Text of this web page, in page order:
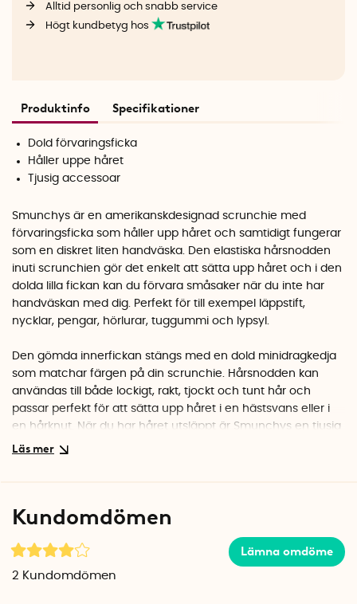
Alltid personlig och snabb service
Högt kundbetyg hos
Produktinfo Specifikationer
Dold förvaringsficka
Håller uppe håret
Tjusig accessoar
Smunchys är en amerikanskdesignad scrunchie med
förvaringsficka som håller upp håret och samtidigt fungerar
som en diskret liten handväska. Den elastiska hårsnodden
inuti scrunchien gör det enkelt att sätta upp håret och i den
dolda lilla fickan kan du förvara småsaker när du inte har
handväskan med dig. Perfekt för till exempel läppstift,
nycklar, pengar, hörlurar, tuggummi och lypsyl.
Den gömda innerfickan stängs med en dold minidragkedja
som matchar färgen på din scrunchie. Hårsnodden kan
användas till både lockigt, rakt, tjockt och tunt hår och
passar perfekt för att sätta upp håret i en hästsvans eller i
en hårknut. När du har håret utsläppt är Smunchys en tjusig
accessoar att bära runt handleden.
användbar på promenader, löpturer och på gymmet samt
Kundomdömen
Lämna omdöme
2 Kundomdömen